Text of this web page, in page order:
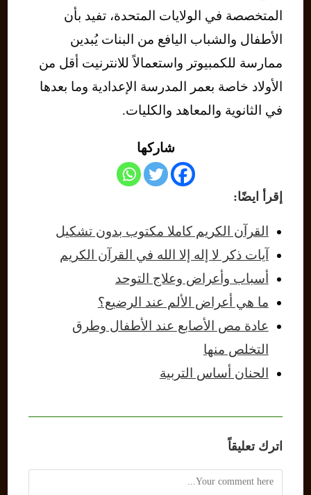
المتخصصة في الولايات المتحدة، تفيد بأن
الأطفال والشباب اليافع من البنات يُبدين
ممارسة للكمبيوتر واستعمالاً للانترنيت أقل من
الأولاد خاصة بعمر المدرسة الإعدادية وما بعدها
في الثانوية والمعاهد والكليات.
شاركها
إقرأ ايضًا:
القرآن الكريم كاملا مكتوب بدون تشكيل
آيات ذكر لا إله إلا الله في القرآن الكريم
أسباب وأعراض وعلاج التوحد
ما هي أعراض الألم عند الرضيع؟
عادة مص الأصابع عند الأطفال وطرق
التخلص منها
الحنان أساس التربية
اترك تعليقاً
Comment